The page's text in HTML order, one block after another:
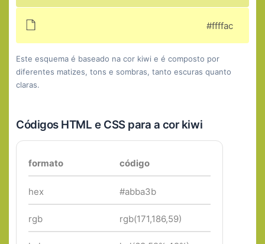
#ffffac
Este esquema é baseado na cor kiwi e é composto por
diferentes matizes, tons e sombras, tanto escuras quanto
claras.
Códigos HTML e CSS para a cor kiwi
formato código
hex #abba3b
rgb rgb(171,186,59)